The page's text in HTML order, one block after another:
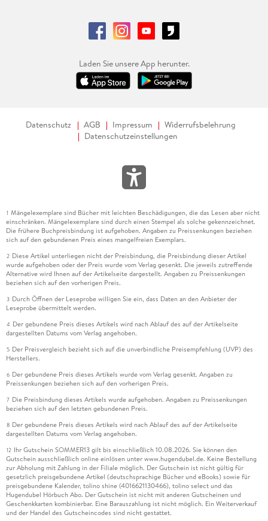
Laden Sie unsere App herunter.
Datenschutz AGB Impressum
Widerrufsbelehrung
Datenschutzeinstellungen
1 Mängelexemplare sind Bücher mit leichten Beschädigungen, die das Lesen aber nicht
einschränken. Mängelexemplare sind durch einen Stempel als solche gekennzeichnet.
Die frühere Buchpreisbindung ist aufgehoben. Angaben zu Preissenkungen beziehen
sich auf den gebundenen Preis eines mangelfreien Exemplars.
2 Diese Artikel unterliegen nicht der Preisbindung, die Preisbindung dieser Artikel
wurde aufgehoben oder der Preis wurde vom Verlag gesenkt. Die jeweils zutreffende
Alternative wird Ihnen auf der Artikelseite dargestellt. Angaben zu Preissenkungen
beziehen sich auf den vorherigen Preis.
3 Durch Öffnen der Leseprobe willigen Sie ein, dass Daten an den Anbieter der
Leseprobe übermittelt werden.
4 Der gebundene Preis dieses Artikels wird nach Ablauf des auf der Artikelseite
dargestellten Datums vom Verlag angehoben.
5 Der Preisvergleich bezieht sich auf die unverbindliche Preisempfehlung (UVP) des
Herstellers.
6 Der gebundene Preis dieses Artikels wurde vom Verlag gesenkt. Angaben zu
Preissenkungen beziehen sich auf den vorherigen Preis.
7 Die Preisbindung dieses Artikels wurde aufgehoben. Angaben zu Preissenkungen
beziehen sich auf den letzten gebundenen Preis.
8 Der gebundene Preis dieses Artikels wird nach Ablauf des auf der Artikelseite
dargestellten Datums vom Verlag angehoben.
12 Ihr Gutschein SOMMER13 gilt bis einschließlich 10.08.2026. Sie können den
Gutschein ausschließlich online einlösen unter www.hugendubel.de. Keine Bestellung
zur Abholung mit Zahlung in der Filiale möglich. Der Gutschein ist nicht gültig für
gesetzlich preisgebundene Artikel (deutschsprachige Bücher und eBooks) sowie für
preisgebundene Kalender, tolino shine (4016621130466), tolino select und das
Hugendubel Hörbuch Abo. Der Gutschein ist nicht mit anderen Gutscheinen und
Geschenkkarten kombinierbar. Eine Barauszahlung ist nicht möglich. Ein Weiterverkauf
und der Handel des Gutscheincodes sind nicht gestattet.